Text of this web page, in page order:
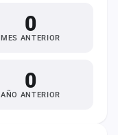
0
MES ANTERIOR
0
AÑO ANTERIOR